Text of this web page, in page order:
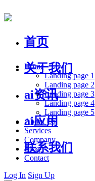
首页
关于我们
ai资讯
ai应用
联系我们
Home
Landing page 1
Landing page 2
Landing page 3
Landing page 4
Landing page 5
About Us
Services
Company
Blog
Contact
Log In Sign Up